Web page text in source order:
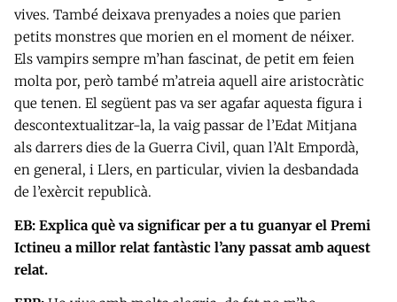
vives. També deixava prenyades a noies que parien
petits monstres que morien en el moment de néixer.
Els vampirs sempre m’han fascinat, de petit em feien
molta por, però també m’atreia aquell aire aristocràtic
que tenen. El següent pas va ser agafar aquesta figura i
descontextualitzar-la, la vaig passar de l’Edat Mitjana
als darrers dies de la Guerra Civil, quan l’Alt Empordà,
en general, i Llers, en particular, vivien la desbandada
de l’exèrcit republicà.
EB: Explica què va significar per a tu guanyar el Premi
Ictineu a millor relat fantàstic l’any passat amb aquest
relat.